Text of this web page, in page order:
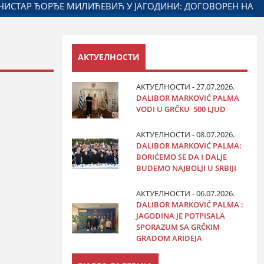
ЈАГОДИНЕ И МИНИСТАРСТВА ЗАДУЖЕНОГ ЗА
АКТУЕЛНОСТИ
АКТУЕЛНОСТИ - 27.07.2026.
DALIBOR MARKOVIĆ PALMA
VODI U GRČKU 500 LJUD
АКТУЕЛНОСТИ - 08.07.2026.
DALIBOR MARKOVIĆ PALMA:
BORIĆEMO SE DA I DALJE
BUDEMO NAJBOLJI U SRBIJI
АКТУЕЛНОСТИ - 06.07.2026.
DALIBOR MARKOVIĆ PALMA :
JAGODINA JE POTPISALA
SPORAZUM SA GRČKIM
GRADOM ARIDEJA